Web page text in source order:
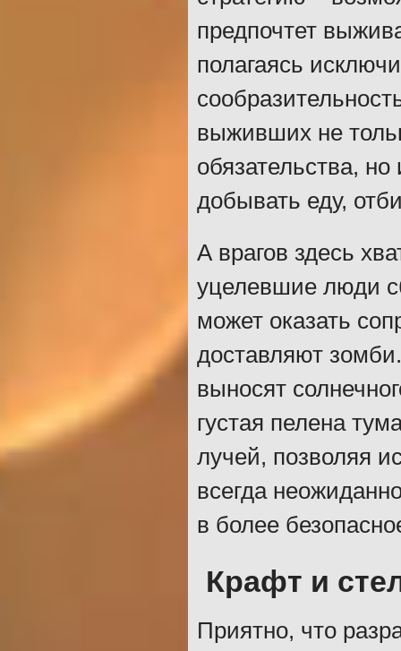
предпочтет
полагаясь
выживших не
обязательства,
добывать еду,
А врагов здесь
уцелевшие люди
может оказать
доставляют
выносят
густая пелена
лучей, позволяя
всегда
в более
Крафт и
Приятно, что